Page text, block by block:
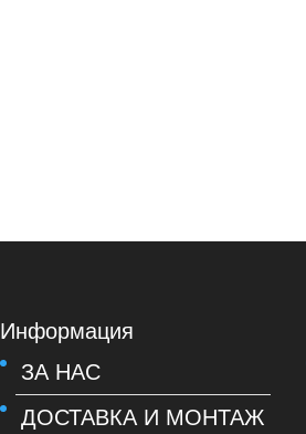
Информация
ЗА НАС
ДОСТАВКА И МОНТАЖ